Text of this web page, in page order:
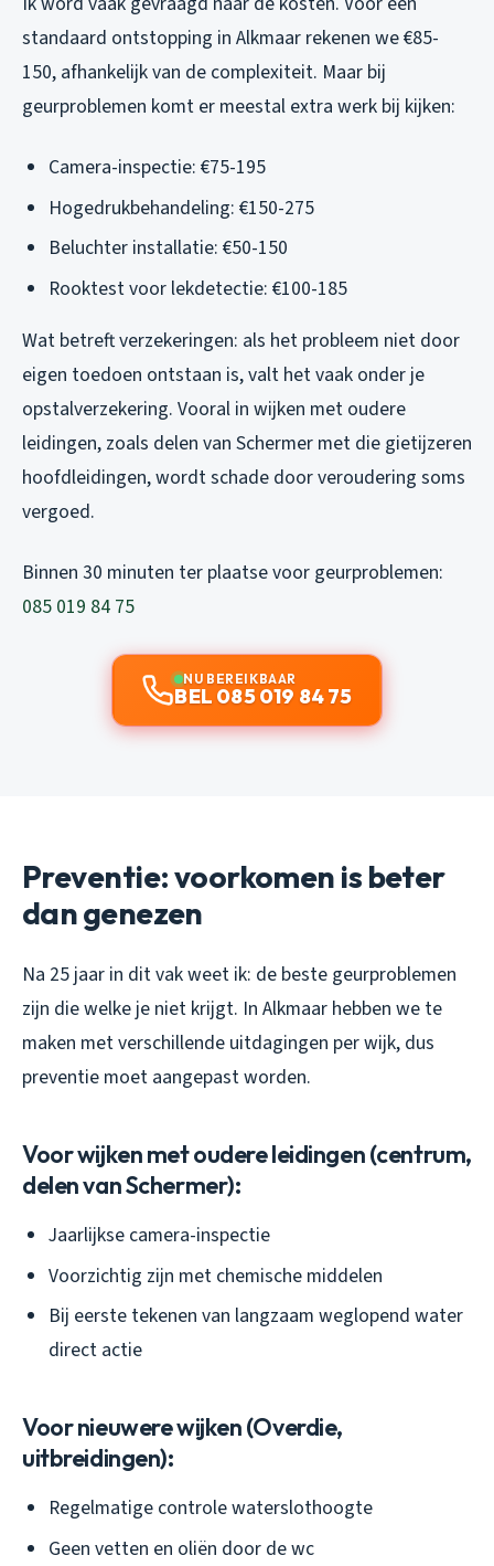
standaard ontstopping in Alkmaar rekenen we €85-
150, afhankelijk van de complexiteit. Maar bij
geurproblemen komt er meestal extra werk bij kijken:
Camera-inspectie: €75-195
Hogedrukbehandeling: €150-275
Beluchter installatie: €50-150
Rooktest voor lekdetectie: €100-185
Wat betreft verzekeringen: als het probleem niet door
eigen toedoen ontstaan is, valt het vaak onder je
opstalverzekering. Vooral in wijken met oudere
leidingen, zoals delen van Schermer met die gietijzeren
hoofdleidingen, wordt schade door veroudering soms
vergoed.
Binnen 30 minuten ter plaatse voor geurproblemen:
085 019 84 75
NU BEREIKBAAR
BEL 085 019 84 75
Preventie: voorkomen is beter
dan genezen
Na 25 jaar in dit vak weet ik: de beste geurproblemen
zijn die welke je niet krijgt. In Alkmaar hebben we te
maken met verschillende uitdagingen per wijk, dus
preventie moet aangepast worden.
Voor wijken met oudere leidingen (centrum,
delen van Schermer):
Jaarlijkse camera-inspectie
Voorzichtig zijn met chemische middelen
Bij eerste tekenen van langzaam weglopend water
direct actie
Voor nieuwere wijken (Overdie,
uitbreidingen):
Regelmatige controle waterslothoogte
Geen vetten en oliën door de wc